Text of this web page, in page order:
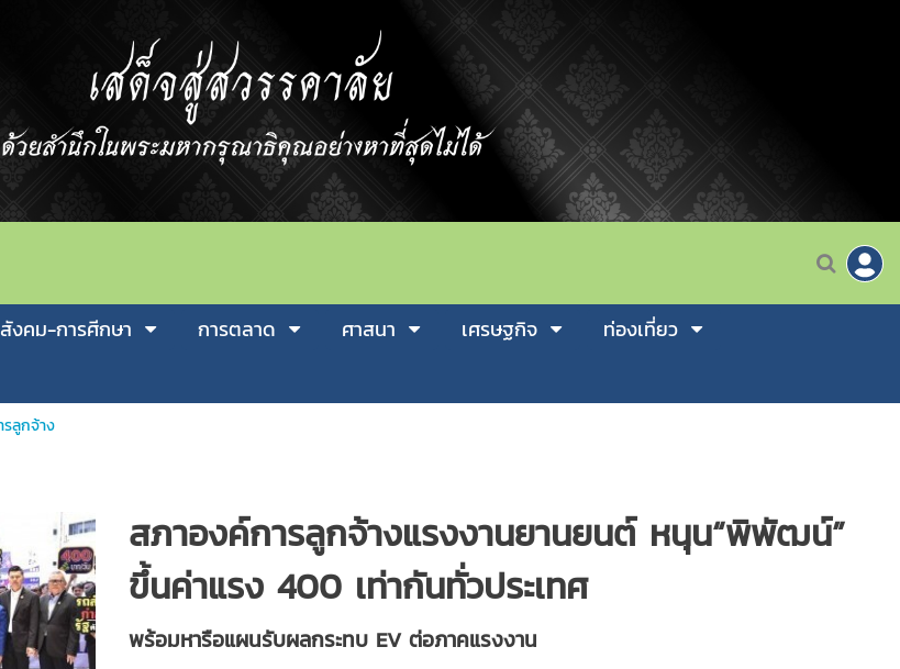
สังคม-การศีกษา การตลาด ศาสนา เศรษฐกิจ
ท่องเที่ยว
ลูกจ้าง
สภาองค์การลูกจ้างแรงงานยานยนต์ หนุน“พิพัฒน์”
ขึ้นค่าแรง 400 เท่ากันทั่วประเทศ
พร้อมหารือแผนรับผลกระทบ EV ต่อภาคแรงงาน